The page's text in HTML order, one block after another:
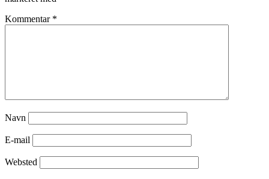
Kommentar *
Navn
E-mail
Websted